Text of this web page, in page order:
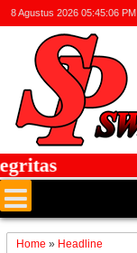
8 Agustus 2026 05:45:07 PM
Home » Headline